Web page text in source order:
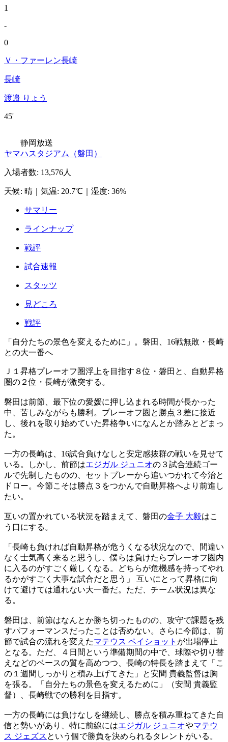
1
-
0
Ｖ・ファーレン長崎
長崎
渡邉 りょう
45'
静岡放送
ヤマハスタジアム（磐田）
入場者数: 13,576人
天候: 晴 気温: 20.7℃ 湿度: 36%
サマリー
ラインナップ
戦評
試合速報
スタッツ
見どころ
戦評
「自分たちの景色を変えるために」。磐田、16戦無敗・長崎
との大一番へ
Ｊ１昇格プレーオフ圏浮上を目指す８位・磐田と、自動昇格
圏の２位・長崎が激突する。
磐田は前節、最下位の愛媛に押し込まれる時間が長かった
中、苦しみながらも勝利。プレーオフ圏と勝点３差に接近
し、後れを取り始めていた昇格争いになんとか踏みとどまっ
た。
一方の長崎は、16試合負けなしと安定感抜群の戦いを見せて
いる。しかし、前節はエジガル ジュニオの３試合連続ゴー
ルで先制したものの、セットプレーから追いつかれて今治と
ドロー。今節こそは勝点３をつかんで自動昇格へより前進し
たい。
互いの置かれている状況を踏まえて、磐田の金子 大毅はこ
う口にする。
「長崎も負ければ自動昇格が危うくなる状況なので、間違い
なく士気高く来ると思うし、僕らは負けたらプレーオフ圏内
に入るのがすごく厳しくなる。どちらが危機感を持ってやれ
るかがすごく大事な試合だと思う」 互いにとって昇格に向
けて避けては通れない大一番だ。ただ、チーム状況は異な
る。
磐田は、前節はなんとか勝ち切ったものの、攻守で課題を残
すパフォーマンスだったことは否めない。さらに今節は、前
節で試合の流れを変えたマテウス ペイショット が出場停止
となる。ただ、４日間という準備期間の中で、球際や切り替
えなどのベースの質を高めつつ、長崎の特長を踏まえて「こ
の１週間しっかりと積み上げてきた」と安間 貴義監督は胸
を張る。「自分たちの景色を変えるために」（安間 貴義監
督）、長崎戦での勝利を目指す。
一方の長崎には負けなしを継続し、勝点を積み重ねてきた自
信と勢いがあり、特に前線にはエジガル ジュニオやマテウ
ス ジェズス という個で勝負を決められるタレントがいる。